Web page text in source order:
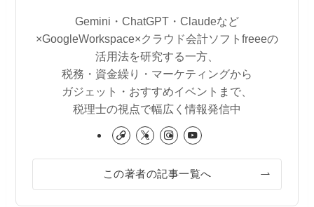
Gemini・ChatGPT・Claudeなど
×GoogleWorkspace×クラウド会計ソフトfreeeの
活用法を研究する一方、
税務・資金繰り・マーケティングから
ガジェット・おすすめイベントまで、
税理士の視点で幅広く情報発信中
この著者の記事一覧へ